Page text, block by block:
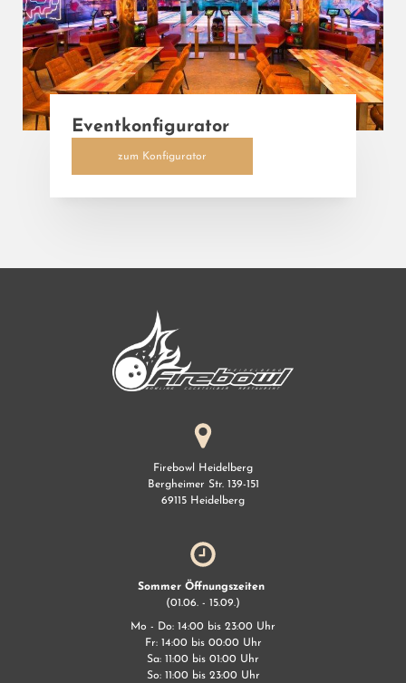
Eventkonfigurator
zum Konfigurator
Firebowl Heidelberg
Bergheimer Str. 139-151
69115 Heidelberg
Sommer Öffnungszeiten
(01.06. - 15.09.)
Mo - Do: 14:00 bis 23:00 Uhr
Fr: 14:00 bis 00:00 Uhr
Sa: 11:00 bis 01:00 Uhr
So: 11:00 bis 23:00 Uhr